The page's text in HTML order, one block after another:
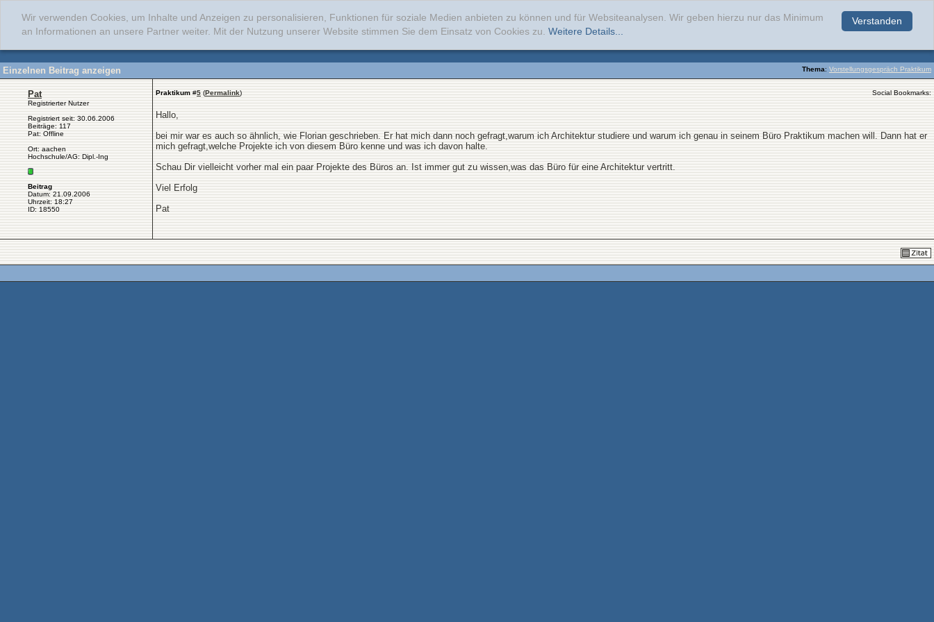
Verstanden
Wir verwenden Cookies, um Inhalte und Anzeigen zu personalisieren, Funktionen für soziale Medien anbieten zu können und für Websiteanalysen. Wir geben hierzu nur das Minimum
an Informationen an unsere Partner weiter. Mit der Nutzung unserer Website stimmen Sie dem Einsatz von Cookies zu. Weitere Details...
Thema: Vorstellungsgespräch Praktikum
Einzelnen Beitrag anzeigen
Pat
Registrierter Nutzer
Registriert seit: 30.06.2006
Beiträge: 117
Pat: Offline
Ort: aachen
Hochschule/AG: Dipl.-Ing
Beitrag
Datum: 21.09.2006
Uhrzeit: 18:27
ID: 18550
Praktikum #5 (Permalink) Social Bookmarks:
Hallo,
bei mir war es auch so ähnlich, wie Florian geschrieben. Er hat mich dann noch gefragt,warum ich Architektur studiere und warum ich genau in seinem Büro Praktikum machen will. Dann hat er
mich gefragt,welche Projekte ich von diesem Büro kenne und was ich davon halte.
Schau Dir vielleicht vorher mal ein paar Projekte des Büros an. Ist immer gut zu wissen,was das Büro für eine Architektur vertritt.
Viel Erfolg
Pat